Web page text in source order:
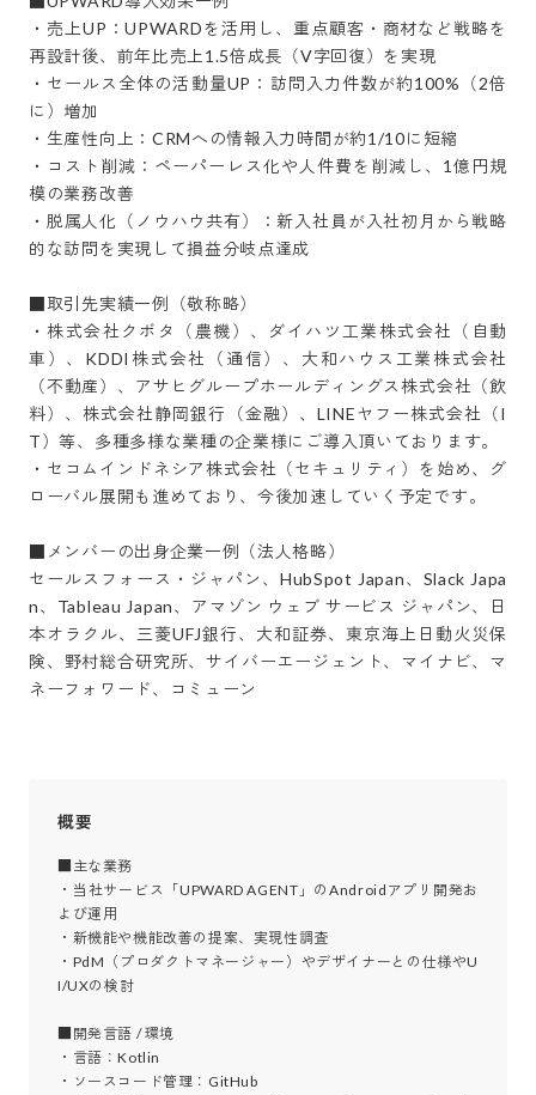
・売上UP：UPWARDを活用し、重点顧客・商材など戦略を
再設計後、前年比売上1.5倍成長（V字回復）を実現
・セールス全体の活動量UP：訪問入力件数が約100%（2倍
に）増加
・生産性向上：CRMへの情報入力時間が約1/10に短縮
・コスト削減：ペーパーレス化や人件費を削減し、1億円規
模の業務改善
・脱属人化（ノウハウ共有）：新入社員が入社初月から戦略
的な訪問を実現して損益分岐点達成
■取引先実績一例（敬称略）
・株式会社クボタ（農機）、ダイハツ工業株式会社（自動
車）、KDDI株式会社（通信）、大和ハウス工業株式会社
（不動産）、アサヒグループホールディングス株式会社（飲
料）、株式会社静岡銀行（金融）、LINEヤフー株式会社（I
T）等、多種多様な業種の企業様にご導入頂いております。
・セコムインドネシア株式会社（セキュリティ）を始め、グ
ローバル展開も進めており、今後加速していく予定です。
■メンバーの出身企業一例（法人格略）
セールスフォース・ジャパン、HubSpot Japan、Slack Japa
n、Tableau Japan、アマゾン ウェブ サービス ジャパン、日
本オラクル、三菱UFJ銀行、大和証券、東京海上日動火災保
険、野村総合研究所、サイバーエージェント、マイナビ、マ
ネーフォワード、コミューン
概要
■主な業務
・当社サービス「UPWARD AGENT」のAndroidアプリ開発お
よび運用
・新機能や機能改善の提案、実現性調査
・PdM（プロダクトマネージャー）やデザイナーとの仕様やU
I/UXの検討
■開発言語 / 環境
・言語：Kotlin
・ソースコード管理：GitHub